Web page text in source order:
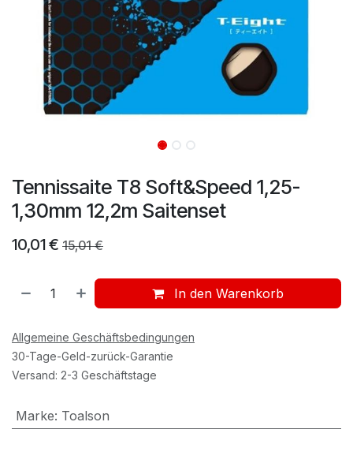
Tennissaite T8 Soft&Speed 1,25-
1,30mm 12,2m Saitenset
10,01€ 15,01€
In den Warenkorb
Allgemeine Geschäftsbedingungen
30-Tage-Geld-zurück-Garantie
Versand: 2-3 Geschäftstage
Marke: Toalson